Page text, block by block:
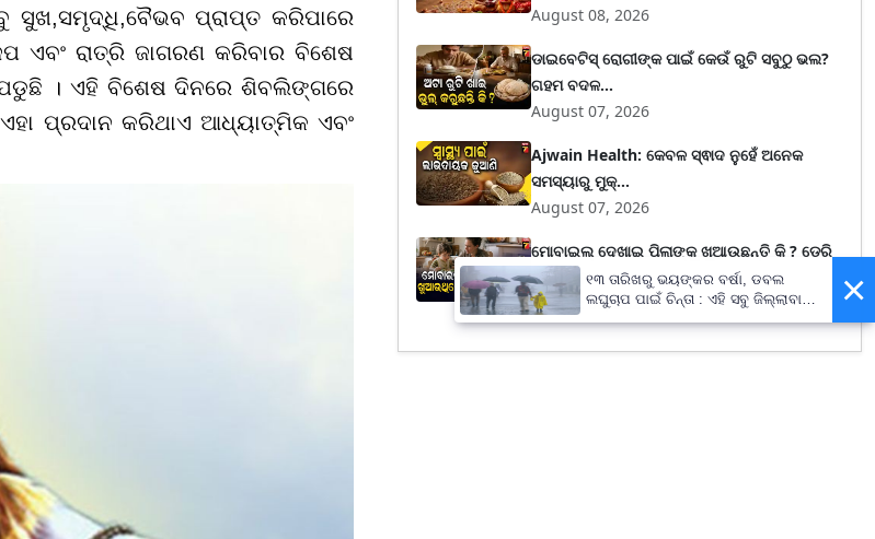
ସୁଖ,ସମୃଦ୍ଧି,ବୈଭବ ପ୍ରାପ୍ତ କରିପାରେ
ଏବଂ ରାତ୍ରି ଜାଗରଣ କରିବାର ବିଶେଷ
। ଏହି ବିଶେଷ ଦିନରେ ଶିବଲିଙ୍ଗରେ
ପ୍ରଦାନ କରିଥାଏ ଆଧ୍ୟାତ୍ମିକ ଏବଂ
August 08, 2026
ଡାଇବେଟିସ୍ ରୋଗୀଙ୍କ ପାଇଁ କେଉଁ ରୁଟି ସବୁଠୁ ଭଲ?
ଗହମ ବଦଳ...
August 07, 2026
Ajwain Health: କେବଳ ସ୍ଵାଦ ନୁହେଁ ଅନେକ
ସମସ୍ୟାରୁ ମୁକ୍...
August 07, 2026
ମୋବାଇଲ୍ ଦେଖାଇ ପିଲାଙ୍କୁ ଖୁଆଉଛନ୍ତି କି ? ଡେରି
ହୋଇଯିବା...
August 06, 2026
×
୧୩ ତାରିଖରୁ ଭୟଙ୍କର ବର୍ଷା, ଡବଲ
ଲଘୁଚାପ ପାଇଁ ଚିନ୍ତା : ଏହି ସବୁ ଜିଲ୍ଲାବାସୀ
ରୁହନ୍ତୁ ସାବଧାନ !